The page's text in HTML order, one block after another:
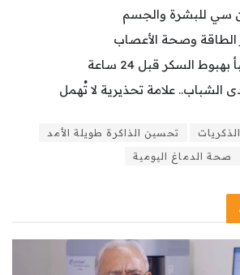
سي للبشرة والجسم
السكر قبل 24 ساعة
الشباب.. علامة تحذيرية لا تُهمل
تحسين الذاكرة طويلة الأمد
صحة الدماغ اليومية